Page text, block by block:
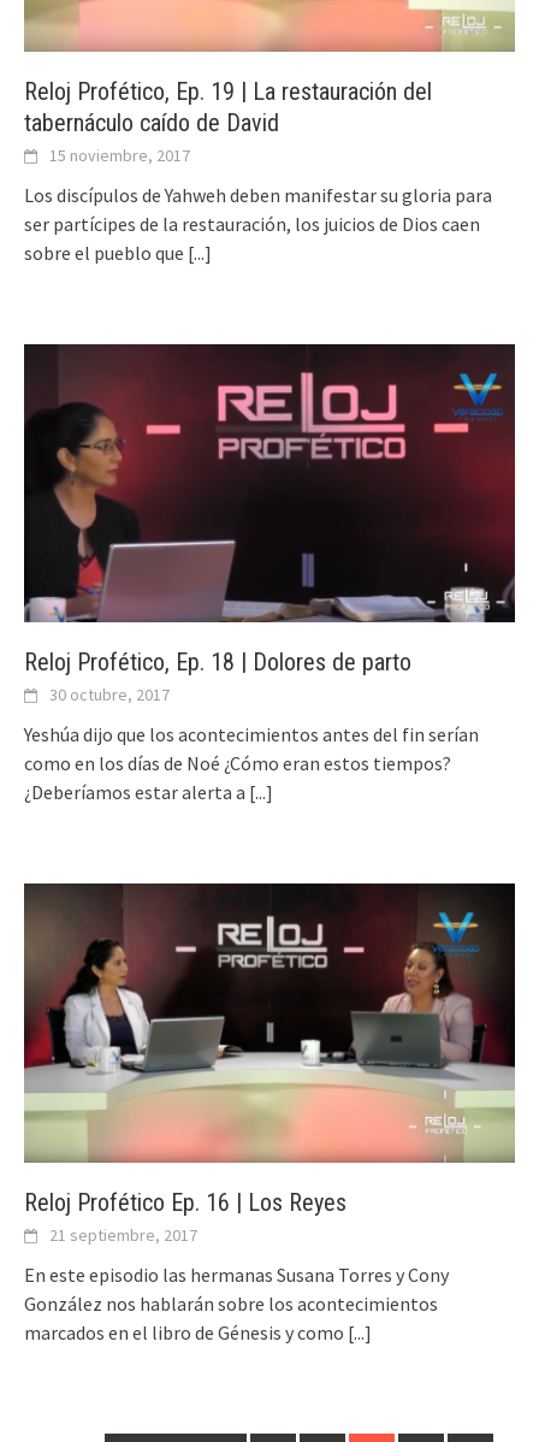
Reloj Profético, Ep. 19 | La restauración del
tabernáculo caído de David
15 noviembre, 2017
Los discípulos de Yahweh deben manifestar su gloria para
ser partícipes de la restauración, los juicios de Dios caen
sobre el pueblo que [...]
Reloj Profético, Ep. 18 | Dolores de parto
30 octubre, 2017
Yeshúa dijo que los acontecimientos antes del fin serían
como en los días de Noé ¿Cómo eran estos tiempos?
¿Deberíamos estar alerta a [...]
Reloj Profético Ep. 16 | Los Reyes
21 septiembre, 2017
En este episodio las hermanas Susana Torres y Cony
González nos hablarán sobre los acontecimientos
marcados en el libro de Génesis y como [...]